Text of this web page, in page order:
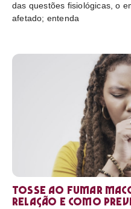
das questões fisiológicas, o
afetado; entenda
Tosse ao fumar
relação e como